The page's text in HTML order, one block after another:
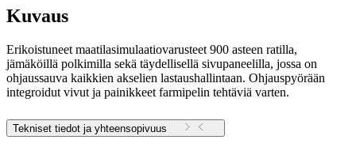
Kuvaus
Erikoistuneet maatilasimulaatiovarusteet 900 asteen ratilla,
jämäköillä polkimilla sekä täydellisellä sivupaneelilla, jossa on
ohjaussauva kaikkien akselien lastaushallintaan. Ohjauspyörään
integroidut vivut ja painikkeet farmipelin tehtäviä varten.
Tekniset tiedot ja yhteensopivuus